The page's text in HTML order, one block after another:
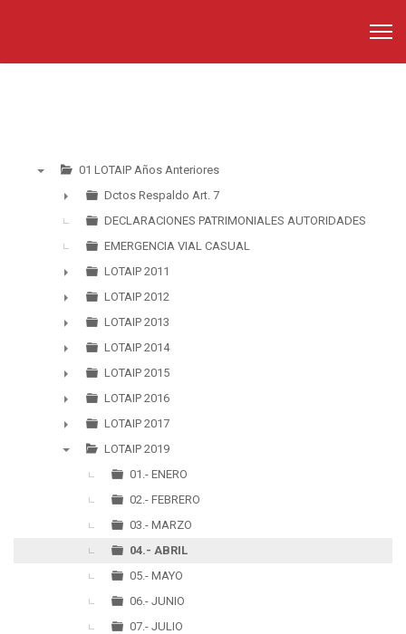
01 LOTAIP Años Anteriores
►
Dctos Respaldo Art. 7
DECLARACIONES PATRIMONIALES AUTORIDADES
EMERGENCIA VIAL CASUAL
►
LOTAIP 2011
►
LOTAIP 2012
►
LOTAIP 2013
►
LOTAIP 2014
►
LOTAIP 2015
►
LOTAIP 2016
►
LOTAIP 2017
LOTAIP 2019
01.- ENERO
02.- FEBRERO
03.- MARZO
04.- ABRIL
05.- MAYO
06.- JUNIO
07.- JULIO